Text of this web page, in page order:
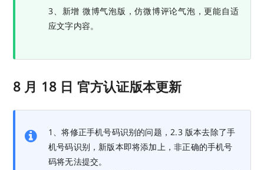
3、新增 微博气泡版，仿微博评论气泡，更能自适
应文字内容。
8 月 18 日 官方认证版本更新
1、将修正手机号码识别的问题，2.3 版本去除了手
机号码识别，新版本即将添加上，非正确的手机号
码将无法提交。